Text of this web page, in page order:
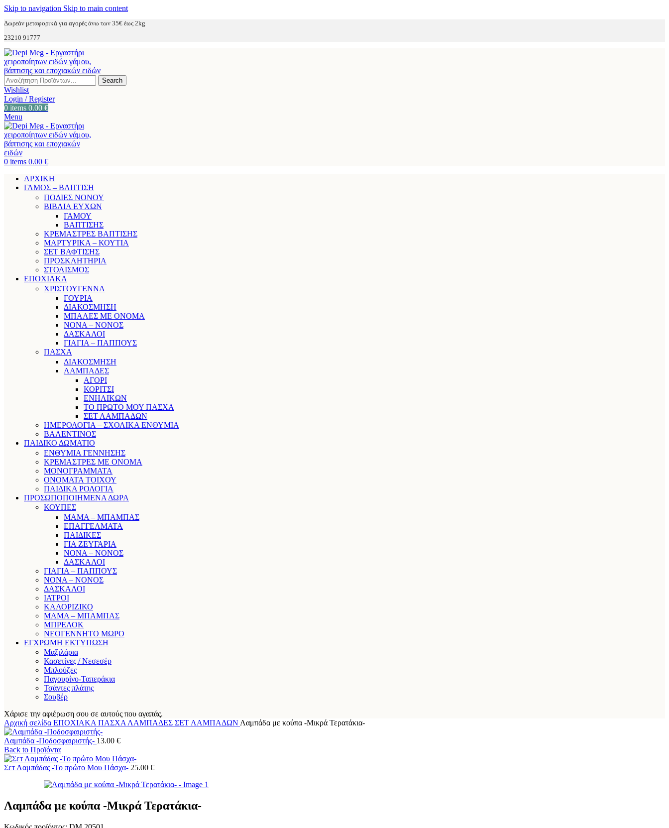
Skip to navigation Skip to main content
Δωρεάν μεταφορικά για αγορές άνω των 35€ έως 2kg
23210 91777
Search
Wishlist
Login / Register
0 items 0.00 €
Menu
0 items 0.00 €
ΑΡΧΙΚΗ
ΓΑΜΟΣ – ΒΑΠΤΙΣΗ
ΠΟΔΙΕΣ ΝΟΝΟΥ
ΒΙΒΛΙΑ ΕΥΧΩΝ
ΓΑΜΟΥ
ΒΑΠΤΙΣΗΣ
ΚΡΕΜΑΣΤΡΕΣ ΒΑΠΤΙΣΗΣ
ΜΑΡΤΥΡΙΚΑ – ΚΟΥΤΙΑ
ΣΕΤ ΒΑΦΤΙΣΗΣ
ΠΡΟΣΚΛΗΤΗΡΙΑ
ΣΤΟΛΙΣΜΟΣ
ΕΠΟΧΙΑΚΑ
ΧΡΙΣΤΟΥΓΕΝΝΑ
ΓΟΥΡΙΑ
ΔΙΑΚΟΣΜΗΣΗ
ΜΠΑΛΕΣ ΜΕ ΟΝΟΜΑ
ΝΟΝΑ – ΝΟΝΟΣ
ΔΑΣΚΑΛΟΙ
ΓΙΑΓΙΑ – ΠΑΠΠΟΥΣ
ΠΑΣΧΑ
ΔΙΑΚΟΣΜΗΣΗ
ΛΑΜΠΑΔΕΣ
ΑΓΟΡΙ
ΚΟΡΙΤΣΙ
ΕΝΗΛΙΚΩΝ
ΤΟ ΠΡΩΤΟ ΜΟΥ ΠΑΣΧΑ
ΣΕΤ ΛΑΜΠΑΔΩΝ
ΗΜΕΡΟΛΟΓΙΑ – ΣΧΟΛΙΚΑ ΕΝΘΥΜΙΑ
ΒΑΛΕΝΤΙΝΟΣ
ΠΑΙΔΙΚΟ ΔΩΜΑΤΙΟ
ΕΝΘΥΜΙΑ ΓΕΝΝΗΣΗΣ
ΚΡΕΜΑΣΤΡΕΣ ΜΕ ΟΝΟΜΑ
ΜΟΝΟΓΡΑΜΜΑΤΑ
ΟΝΟΜΑΤΑ ΤΟΙΧΟΥ
ΠΑΙΔΙΚΑ ΡΟΛΟΓΙΑ
ΠΡΟΣΩΠΟΠΟΙΗΜΕΝΑ ΔΩΡΑ
ΚΟΥΠΕΣ
ΜΑΜΑ – ΜΠΑΜΠΑΣ
ΕΠΑΓΓΕΛΜΑΤΑ
ΠΑΙΔΙΚΕΣ
ΓΙΑ ΖΕΥΓΑΡΙΑ
ΝΟΝΑ – ΝΟΝΟΣ
ΔΑΣΚΑΛΟΙ
ΓΙΑΓΙΑ – ΠΑΠΠΟΥΣ
ΝΟΝΑ – ΝΟΝΟΣ
ΔΑΣΚΑΛΟΙ
ΙΑΤΡΟΙ
ΚΑΛΟΡΙΖΙΚΟ
ΜΑΜΑ – ΜΠΑΜΠΑΣ
ΜΠΡΕΛΟΚ
ΝΕΟΓΕΝΝΗΤΟ ΜΩΡΟ
ΕΓΧΡΩΜΗ ΕΚΤΥΠΩΣΗ
Μαξιλάρια
Κασετίνες / Νεσεσέρ
Μπλούζες
Παγουρίνο-Ταπεράκια
Τσάντες πλάτης
Σουβέρ
Χάρισε την αφιέρωση σου σε αυτούς που αγαπάς.
Αρχική σελίδα ΕΠΟΧΙΑΚΑ ΠΑΣΧΑ ΛΑΜΠΑΔΕΣ ΣΕΤ ΛΑΜΠΑΔΩΝ Λαμπάδα με κούπα -Μικρά Τερατάκια-
Λαμπάδα -Ποδοσφαιριστής- 13.00 €
Back to Προϊόντα
Σετ Λαμπάδας -Το πρώτο Μου Πάσχα- 25.00 €
Λαμπάδα με κούπα -Μικρά Τερατάκια-